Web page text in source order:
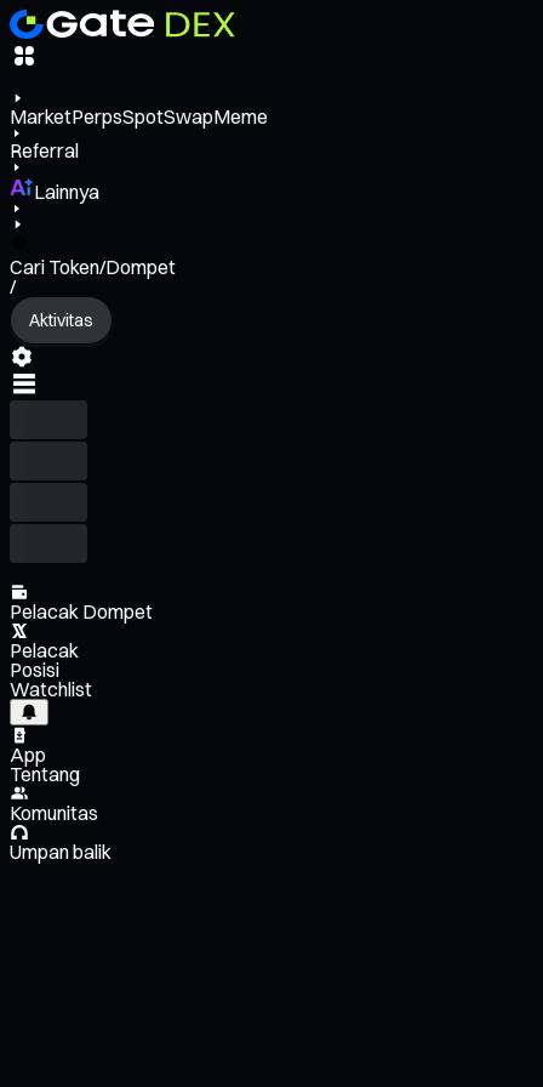
MarketPerpsSpotSwapMeme
Referral
Lainnya
Cari Token/Dompet
/
Aktivitas
Pelacak Dompet
Pelacak
Posisi
Watchlist
App
Tentang
Komunitas
Umpan balik